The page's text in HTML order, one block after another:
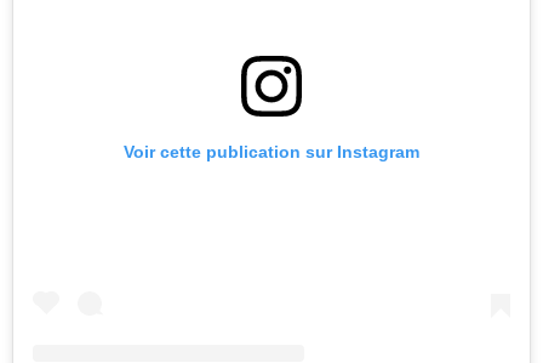
Voir cette publication sur Instagram